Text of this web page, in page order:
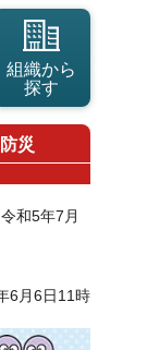
組織から
探す
災
和5年7月
6月6日11時